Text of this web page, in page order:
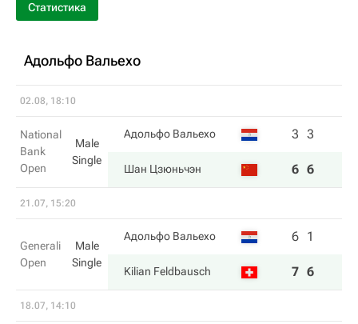
Статистика
Адольфо Вальехо
02.08, 18:10
National
Bank
Open
Male
Single
Адольфо Вальехо 3 3
Шан Цзюньчэн 6 6
21.07, 15:20
Generali
Open
Male
Single
Адольфо Вальехо 6 1
Kilian Feldbausch 7 6
18.07, 14:10